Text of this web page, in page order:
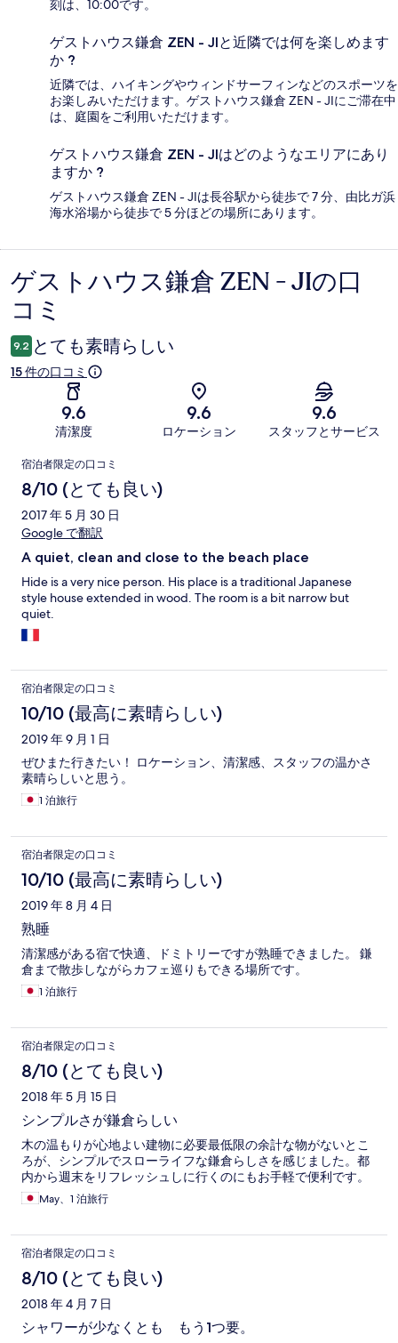
刻は、10:00です。
ゲストハウス鎌倉 ZEN - JIと近隣では何を楽しめます
か ?
近隣では、ハイキングやウィンドサーフィンなどのスポーツを
お楽しみいただけます。ゲストハウス鎌倉 ZEN - JIにご滞在中
は、庭園をご利用いただけます。
ゲストハウス鎌倉 ZEN - JIはどのようなエリアにあり
ますか ?
ゲストハウス鎌倉 ZEN - JIは長谷駅から徒歩で 7 分、由比ガ浜
海水浴場から徒歩で 5 分ほどの場所にあります。
口
コ
ミ
ゲストハウス鎌倉 ZEN - JIの口
コミ
9.2 とても素晴らしい
15 件の口コミ
9.6
清潔度
9.6
ロケーション
9.6
スタッフとサービス
口
コ
ミ
宿泊者限定の口コミ
8/10 (とても良い)
2017 年 5 月 30 日
Google で翻訳
A quiet, clean and close to the beach place
Hide is a very nice person. His place is a traditional Japanese
style house extended in wood. The room is a bit narrow but
quiet.
宿泊者限定の口コミ
10/10 (最高に素晴らしい)
2019 年 9 月 1 日
ぜひまた行きたい！ ロケーション、清潔感、スタッフの温かさ
素晴らしいと思う。
1 泊旅行
宿泊者限定の口コミ
10/10 (最高に素晴らしい)
2019 年 8 月 4 日
熟睡
清潔感がある宿で快適、ドミトリーですが熟睡できました。 鎌
倉まで散歩しながらカフェ巡りもできる場所です。
1 泊旅行
宿泊者限定の口コミ
8/10 (とても良い)
2018 年 5 月 15 日
シンプルさが鎌倉らしい
木の温もりが心地よい建物に必要最低限の余計な物がないとこ
ろが、シンプルでスローライフな鎌倉らしさを感じました。都
内から週末をリフレッシュしに行くのにもお手軽で便利です。
May、1 泊旅行
宿泊者限定の口コミ
8/10 (とても良い)
2018 年 4 月 7 日
シャワーが少なくとも もう1つ要。